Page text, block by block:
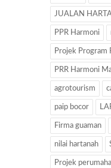
JUALAN
PPR Harmoni
Projek Program
PRR Harmoni
agrotourism
paip bocor
Firma guaman
nilai hartanah
Projek